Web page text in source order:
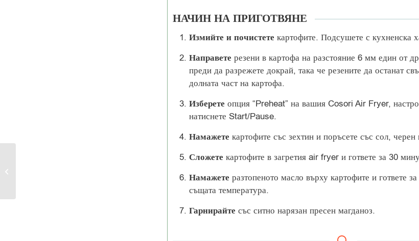
НАЧИН НА ПРИГОТВЯНЕ
Измийте и почистете картофите. Подсушете с кухненска
Направете резени в картофа на разстояние 6 мм един от
преди да разрежете докрай, така че резените да останат
долната част на картофа.
Изберете опция “Preheat” на вашия Cosori Air Fryer,
натиснете Start/Pause.
Намажете картофите със зехтин и поръсете със сол,
Сложете картофите в загретия air fryer и гответе за 30
Намажете разтопеното масло върху картофите и гответе
същата температура.
Гарнирайте със ситно нарязан пресен магданоз.